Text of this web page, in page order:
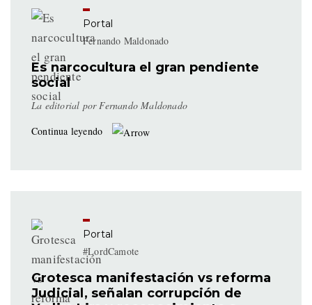
Portal
Fernando Maldonado
Es narcocultura el gran pendiente
social
La editorial por Fernando Maldonado
Continua leyendo
Portal
#LordCamote
Grotesca manifestación vs reforma
Judicial, señalan corrupción de